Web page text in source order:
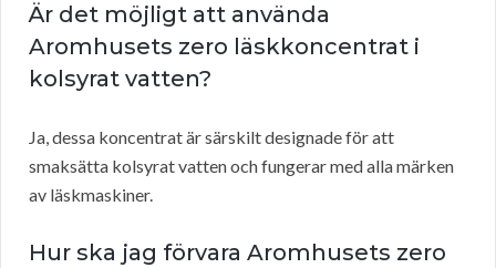
Är det möjligt att använda
Aromhusets zero läskkoncentrat i
kolsyrat vatten?
Ja, dessa koncentrat är särskilt designade för att
smaksätta kolsyrat vatten och fungerar med alla märken
av läskmaskiner.
Hur ska jag förvara Aromhusets zero